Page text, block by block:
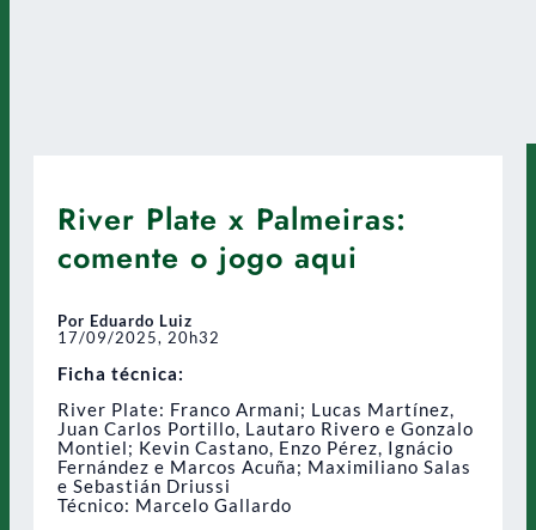
River Plate x Palmeiras:
comente o jogo aqui
Por Eduardo Luiz
17/09/2025, 20h32
Ficha técnica:
River Plate: Franco Armani; Lucas Martínez,
Juan Carlos Portillo, Lautaro Rivero e Gonzalo
Montiel; Kevin Castano, Enzo Pérez, Ignácio
Fernández e Marcos Acuña; Maximiliano Salas
e Sebastián Driussi
Técnico: Marcelo Gallardo